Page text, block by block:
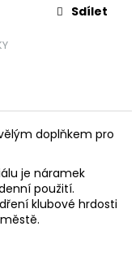
Sdílet
doplňkem pro
je náramek
použití.
klubové hrdosti